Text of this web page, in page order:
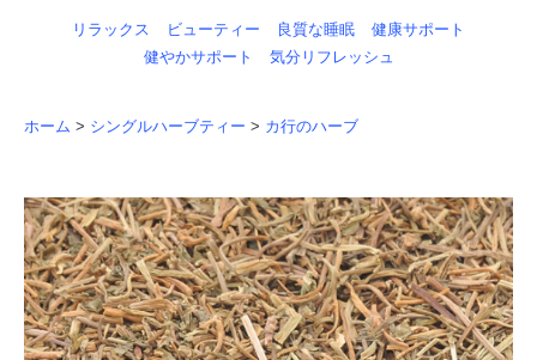
リラックス ビューティー 良質な睡眠
健康サポート
健やかサポート
気分リフレッシュ
ホーム > シングルハーブティー > カ行のハーブ